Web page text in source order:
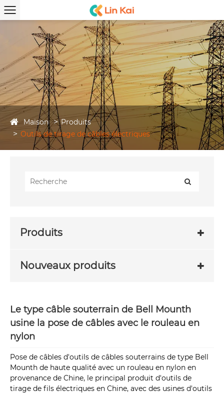
Maison
Produits
Outils de tirage de câbles électriques
Produits
Nouveaux produits
Le type câble souterrain de Bell Mounth
usine la pose de câbles avec le rouleau en
nylon
Pose de câbles d'outils de câbles souterrains de type Bell
Mounth de haute qualité avec un rouleau en nylon en
provenance de Chine, le principal produit d'outils de
tirage de fils électriques en Chine, avec des usines d'outils